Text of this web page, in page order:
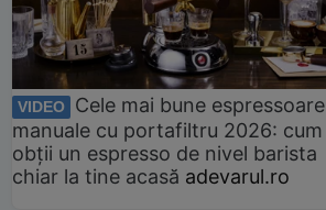
VIDEO
Cele mai bune espressoare
manuale cu portafiltru 2026: cum
obții un espresso de nivel barista
chiar la tine acasă adevarul.ro